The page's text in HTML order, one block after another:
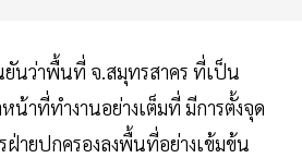
นว่าพื้นที่ จ.สมุทรสาคร ที่เป็น
าที่ทำงานอย่างเต็มที่ มีการตั้งจุด
ฝ่ายปกครองลงพื้นที่อย่างเข้มข้น